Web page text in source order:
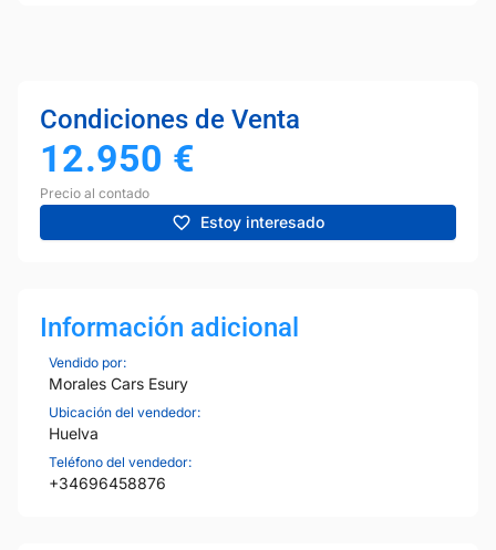
Condiciones de Venta
12.950 €
Precio al contado
Estoy interesado
Información adicional
Vendido por:
Morales Cars Esury
Ubicación del vendedor:
Huelva
Teléfono del vendedor:
+34696458876